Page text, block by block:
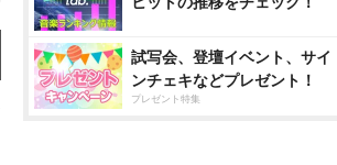
試写会、登壇イベント、サイ
ンチェキなどプレゼント！
プレゼント特集